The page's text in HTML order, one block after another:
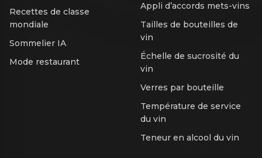
Recettes de classe
mondiale
Sommelier IA
Mode restaurant
Appli d’accords mets-vins
Tailles de bouteilles de
vin
Échelle de sucrosité du
vin
Verres par bouteille
Température de service
du vin
Teneur en alcool du vin